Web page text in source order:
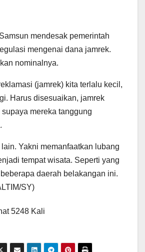
mendesak pemerintah
mengenai dana jamrek.
nominalnya.
(jamrek) kita terlalu kecil,
Harus disesuaikan, jamrek
mereka tanggung
Yakni memanfaatkan lubang
tempat wisata. Seperti yang
daerah belakangan ini.
SY)
5248 Kali